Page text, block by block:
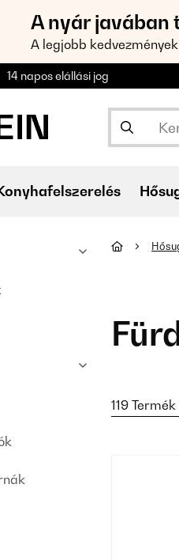
A nyár javában
A legjobb
14 napos elállási jog
119 Termék